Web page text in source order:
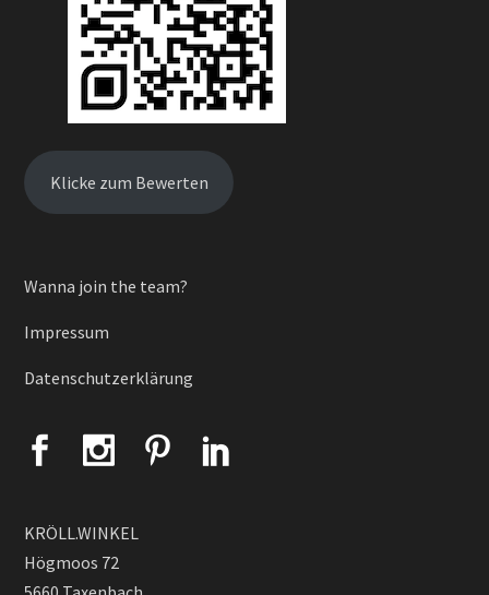
Klicke zum Bewerten
Wanna join the team?
Impressum
Datenschutzerklärung
KRÖLL.WINKEL
Högmoos 72